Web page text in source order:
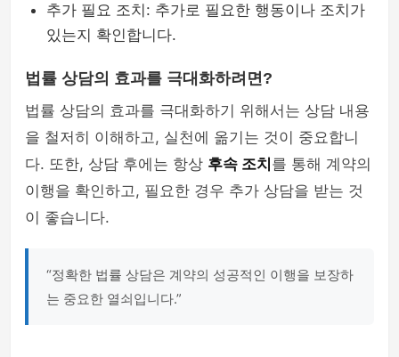
추가 필요 조치: 추가로 필요한 행동이나 조치가
있는지 확인합니다.
법률 상담의 효과를 극대화하려면?
법률 상담의 효과를 극대화하기 위해서는 상담 내용
을 철저히 이해하고, 실천에 옮기는 것이 중요합니
다. 또한, 상담 후에는 항상 후속 조치 를 통해 계약의
이행을 확인하고, 필요한 경우 추가 상담을 받는 것
이 좋습니다.
“정확한 법률 상담은 계약의 성공적인 이행을 보장하
는 중요한 열쇠입니다.”